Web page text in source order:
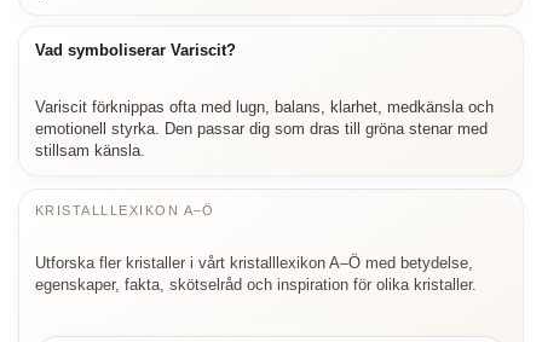
Vad symboliserar Variscit?
Variscit förknippas ofta med lugn, balans, klarhet, medkänsla och
emotionell styrka. Den passar dig som dras till gröna stenar med
stillsam känsla.
KRISTALLLEXIKON A–Ö
Utforska fler kristaller i vårt kristalllexikon A–Ö med betydelse,
egenskaper, fakta, skötselråd och inspiration för olika kristaller.